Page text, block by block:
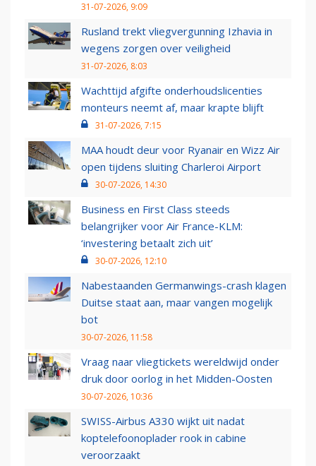
31-07-2026, 9:09
Rusland trekt vliegvergunning Izhavia in
wegens zorgen over veiligheid
31-07-2026, 8:03
Wachttijd afgifte onderhoudslicenties
monteurs neemt af, maar krapte blijft
31-07-2026, 7:15
MAA houdt deur voor Ryanair en Wizz Air
open tijdens sluiting Charleroi Airport
30-07-2026, 14:30
Business en First Class steeds
belangrijker voor Air France-KLM:
‘investering betaalt zich uit’
30-07-2026, 12:10
Nabestaanden Germanwings-crash klagen
Duitse staat aan, maar vangen mogelijk
bot
30-07-2026, 11:58
Vraag naar vliegtickets wereldwijd onder
druk door oorlog in het Midden-Oosten
30-07-2026, 10:36
SWISS-Airbus A330 wijkt uit nadat
koptelefoonoplader rook in cabine
veroorzaakt